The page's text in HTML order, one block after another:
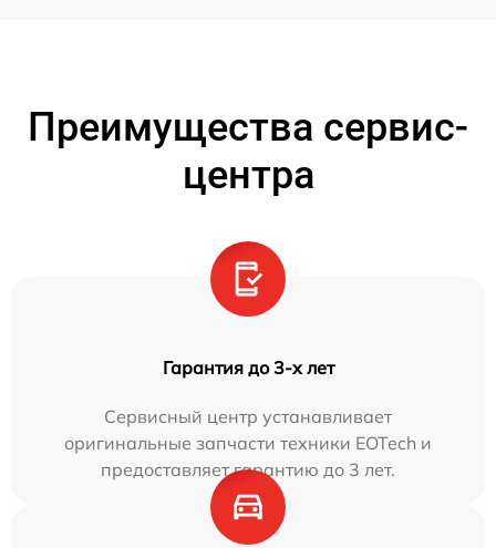
Преимущества сервис-
центра
Гарантия до 3-х лет
Сервисный центр устанавливает
оригинальные запчасти техники EOTech и
предоставляет гарантию до 3 лет.